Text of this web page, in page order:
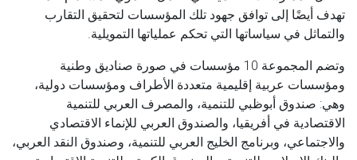
تهدف أيضًا إلى توافق جهود تلك المؤسسات لتحقيق التقارب
والتماثل في سياساتها التي تحكم عملياتها التمويلية.
وتضم المجموعة 10 مؤسسات في صورة صناديق وطنية
ومؤسسات عربية إقليمية متعددة الأطراف ومؤسسات دولية،
وهي: صندوق أبوظبي للتنمية، والمصرف العربي للتنمية
الاقتصادية في أفريقيا، والصندوق العربي للإنماء الاقتصادي
والاجتماعي، وبرنامج الخليج العربي للتنمية، وصندوق النقد العربي،